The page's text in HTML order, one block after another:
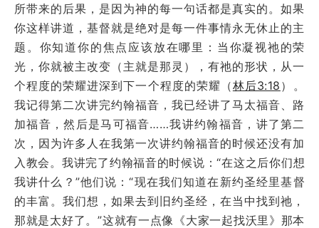
所带来的后果，是因为神的每一句话都是真实的。如果
你这样讲道，基督就是绝对是每一件事情永无休止的主
题。你知道你的焦点应该放在哪里：当你凝视祂的荣
光，你就被主改变（主就是那灵），有祂的形状，从一
个程度的荣耀进深到下一个程度的荣耀（林后3:18 ）。
我记得第二次讲完约翰福音，我已经讲了马太福音、路
加福音，然后是马可福音……我讲约翰福音，讲了第二
次，因为许多人在我第一次讲约翰福音的时候还没有加
入教会。我讲完了约翰福音的时候说：“在这之后你们想
我讲什么？”他们说：“现在我们知道在新约圣经里基督
的丰富。我们想，如果去到旧约圣经，在当中找到祂，
那就是太好了。”这就有一点像《大家一起找沃里》那本